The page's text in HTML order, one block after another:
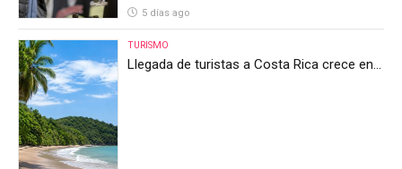
5 días ago
TURISMO
Llegada de turistas a Costa Rica crece en